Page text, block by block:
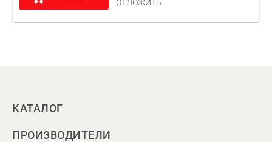
ОТЛОЖИТЬ
КАТАЛОГ
ПРОИЗВОДИТЕЛИ